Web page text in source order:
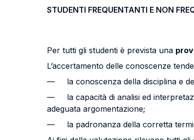
STUDENTI FREQUENTANTI E NON
Per tutti gli studenti è prevista una
L’accertamento delle conoscenze
— la conoscenza della disciplina e
— la capacità di analisi ed
adeguata argomentazione;
— la padronanza della corretta